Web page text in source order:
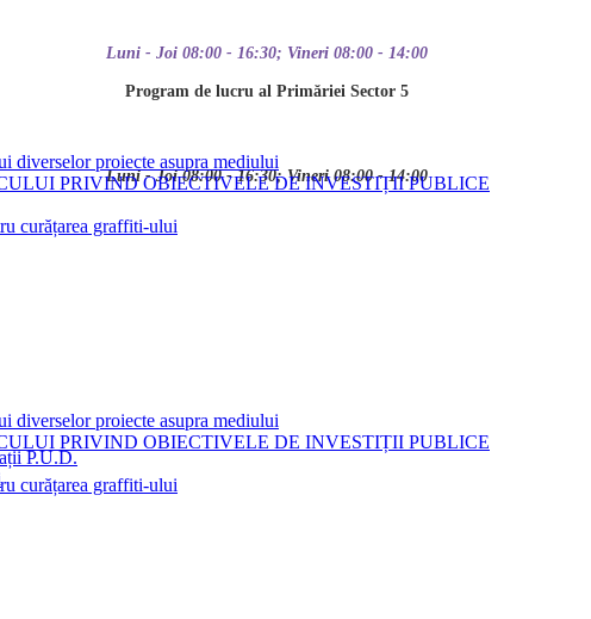
P.U.D.
Luni - Joi 08:00 - 16:30; Vineri 08:00 - 14:00
Program de lucru al Primăriei Sector 5
Luni - Joi 08:00 - 16:30; Vineri 08:00 - 14:00
diverselor proiecte asupra mediului
PRIVIND OBIECTIVELE DE INVESTIȚII PUBLICE
curățarea graffiti-ului
diverselor proiecte asupra mediului
PRIVIND OBIECTIVELE DE INVESTIȚII PUBLICE
curățarea graffiti-ului